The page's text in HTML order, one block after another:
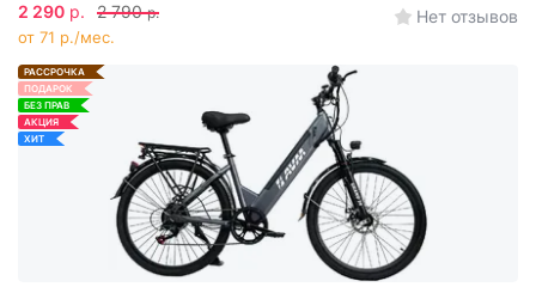
2 290 р. 2 790 р.
от 71 р./мес.
Нет отзывов
РАССРОЧКА
ПОДАРОК
БЕЗ ПРАВ
АКЦИЯ
ХИТ